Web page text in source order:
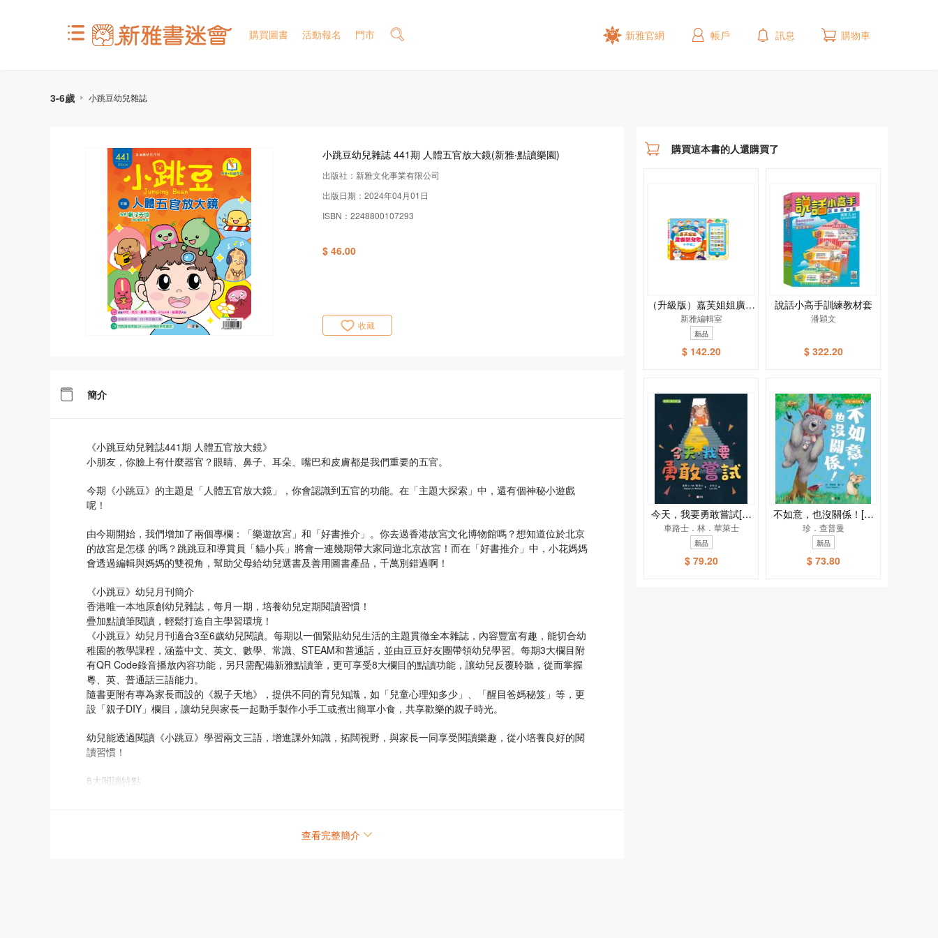
3-6歲 小跳豆幼兒雜誌
小跳豆幼兒雜誌 441期 人體五官放大鏡(新雅‧點讀樂園)
出版社：新雅文化事業有限公司
出版日期：2024年04月01日
ISBN：2248800107293
$ 46.00
收藏
簡介
《小跳豆幼兒雜誌441期 人體五官放大鏡》
小朋友，你臉上有什麼器官？眼睛、鼻子、耳朵、嘴巴和皮膚都是我們重要的五官。
今期《小跳豆》的主題是「人體五官放大鏡」，你會認識到五官的功能。在「主題大探索」中，還有個神秘小遊戲
呢！
由今期開始，我們增加了兩個專欄：「樂遊故宮」和「好書推介」。你去過香港故宮文化博物館嗎？想知道位於北京
的故宮是怎樣 的嗎？跳跳豆和導賞員「貓小兵」將會一連幾期帶大家同遊北京故宮！而在「好書推介」中，小花媽媽
會透過編輯與媽媽的雙視角，幫助父母給幼兒選書及善用圖書產品，千萬別錯過啊！
《小跳豆》幼兒月刊簡介
香港唯一本地原創幼兒雜誌，每月一期，培養幼兒定期閱讀習慣！
疊加點讀筆閱讀，輕鬆打造自主學習環境！
《小跳豆》幼兒月刊適合3至6歲幼兒閱讀。每期以一個緊貼幼兒生活的主題貫徹全本雜誌，內容豐富有趣，能切合幼
稚園的教學課程，涵蓋中文、英文、數學、常識、STEAM和普通話，並由豆豆好友團帶領幼兒學習。每期3大欄目附
有QR Code錄音播放內容功能，另只需配備新雅點讀筆，更可享受8大欄目的點讀功能，讓幼兒反覆聆聽，從而掌握
粵、英、普通話三語能力。
隨書更附有專為家長而設的《親子天地》，提供不同的育兒知識，如「兒童心理知多少」、「醒目爸媽秘笈」等，更
設「親子DIY」欄目，讓幼兒與家長一起動手製作小手工或煮出簡單小食，共享歡樂的親子時光。
幼兒能透過閱讀《小跳豆》學習兩文三語，增進課外知識，拓闊視野，與家長一同享受閱讀樂趣，從小培養良好的閱
讀習慣！
8大閱讀特點
查看完整簡介
購買這本書的人還購買了
（升級版）嘉芙姐姐廣東
話兒歌小手機
新雅編輯室
新品
$ 142.20
說話小高手訓練教材套
潘穎文
$ 322.20
今天，我要勇敢嘗試[新
雅．繪本館]
車路士．林．華萊士
新品
$ 79.20
不如意，也沒關係！[新
雅．繪本館]
珍．查普曼
新品
$ 73.80
購買圖書 活動報名 門市 新雅官網 帳戶 訊息 購物車